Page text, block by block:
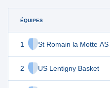
ÉQUIPES
1 St Romain la Motte AS
2 US Lentigny Basket
15 5
9